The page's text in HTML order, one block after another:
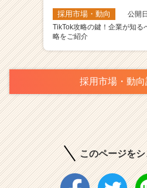
採用市場・動向
公開
TikTok攻略の鍵！企業が知る
略をご紹介
採用市場・動
このページを